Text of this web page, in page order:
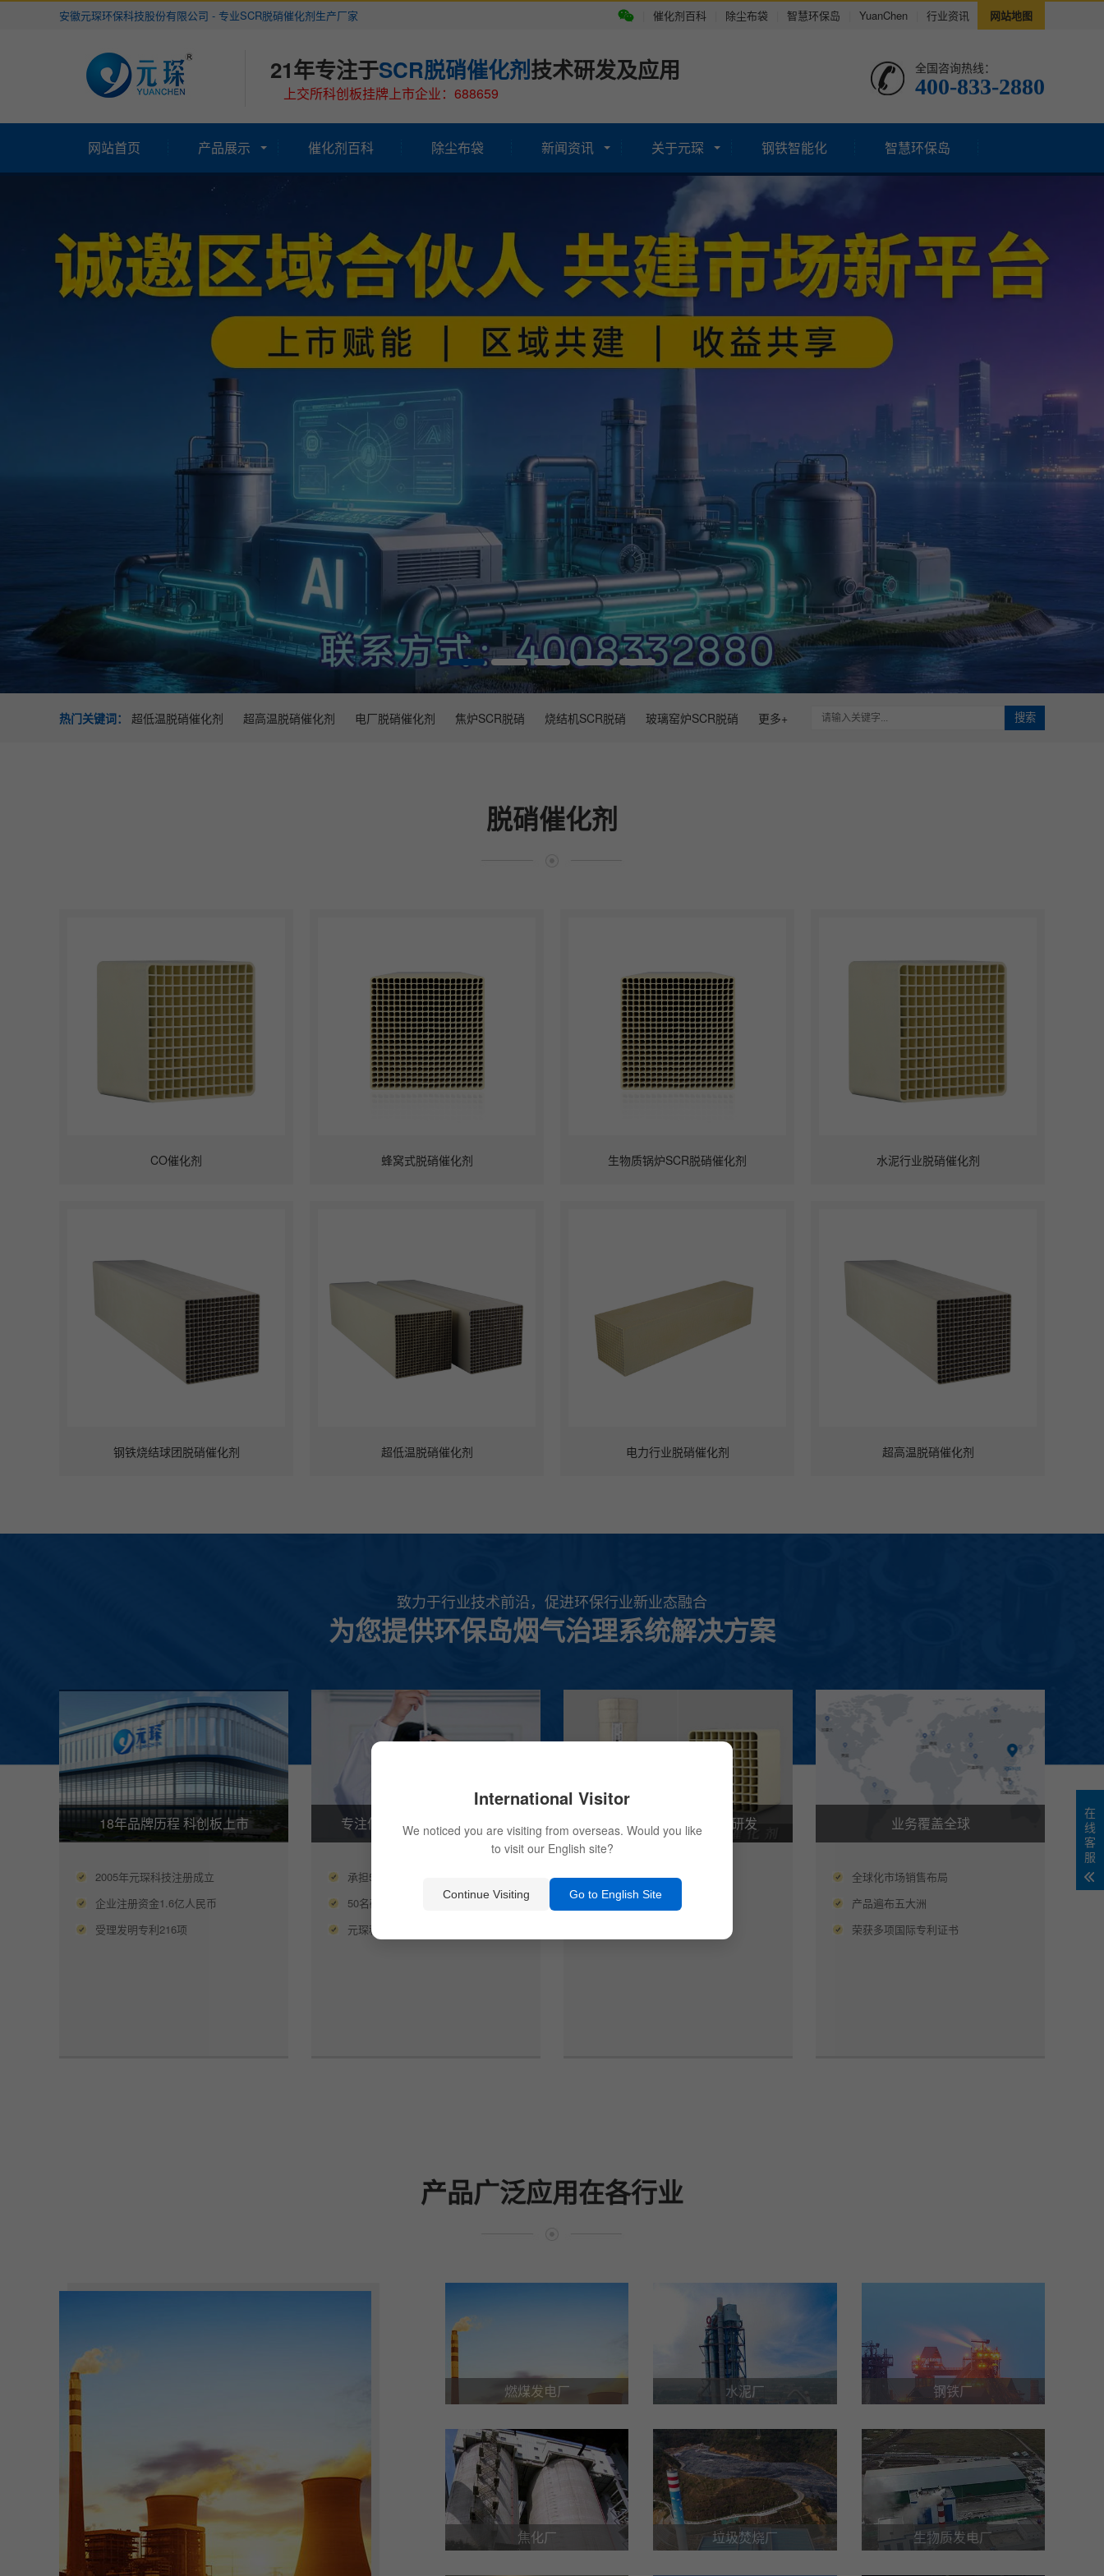
催化剂百科 除尘布袋 智慧环保岛 YuanChen 行业资讯 网站地图
安徽元琛环保科技股份有限公司 - 专业SCR脱硝催化剂生产厂家
21年专注于SCR脱硝催化剂技术研发及应用
上交所科创板挂牌上市企业：688659
全国咨询热线：
400-833-2880
网站首页 产品展示 催化剂百科 除尘布袋 新闻资讯 关于元琛 钢铁智能化 智慧环保岛
热门关键词： 超低温脱硝催化剂 超高温脱硝催化剂 电厂脱硝催化剂 焦炉SCR脱硝 烧结机SCR脱硝 玻璃窑炉SCR脱硝 更多+ 搜索
脱硝催化剂
CO催化剂 蜂窝式脱硝催化剂 生物质锅炉SCR脱硝催化剂 水泥行业脱硝催化剂
钢铁烧结球团脱硝催化剂 超低温脱硝催化剂 电力行业脱硝催化剂 超高温脱硝催化剂
致力于行业技术前沿，促进环保行业新业态融合
为您提供环保岛烟气治理系统解决方案
18年品牌历程 科创板上市
2005年元琛科技注册成立
企业注册资金1.6亿人民币
受理发明专利216项
专注低碳减排技术研发及应用
承担5项科研项目
50名硕士及以上科研人员
元琛科创研究院
专注尘硝超净排放生产研发
进口生产设备、双C认证
定制化产品的全行业应用
业务覆盖全球
全球化市场销售布局
产品遍布五大洲
荣获多项国际专利证书
产品广泛应用在各行业
燃煤发电厂 水泥厂 钢铁厂
焦化厂 垃圾焚烧厂 生物质发电厂
在
线
客
服
International Visitor
We noticed you are visiting from overseas. Would you like
to visit our English site?
Continue Visiting Go to English Site